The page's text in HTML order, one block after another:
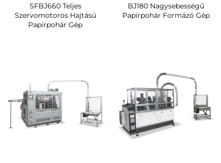
SFBJ660 Teljes
Szervomotoros Hajtású
Papírpohár Gép
BJ180 Nagysebességű
Papírpohár Formázó Gép